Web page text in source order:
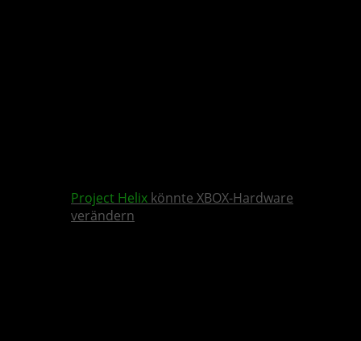
Project Helix könnte XBOX-Hardware
verändern